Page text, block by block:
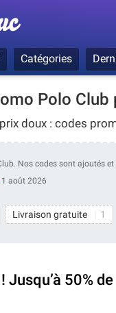
Catégories
Polo Club
doux : codes
Nos codes sont ajoutés
1 août 2026
Livraison gratuite 1
Jusqu’à 50%